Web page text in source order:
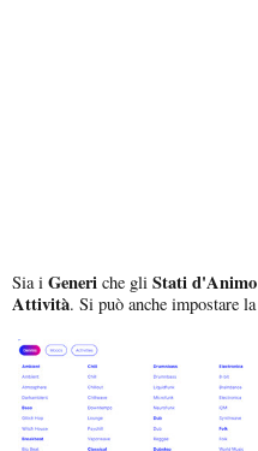
Sia i Generi che gli Stati d'Animo
Attività. Si può anche impostare la